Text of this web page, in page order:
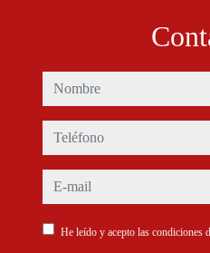
nombre
teléfono
e-mail
He leído y acepto las condiciones